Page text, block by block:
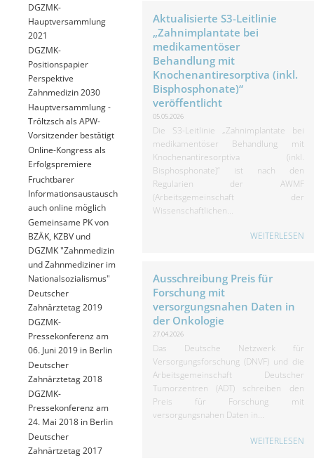
DGZMK-
Hauptversammlung
2021
DGZMK-
Positionspapier
Perspektive
Zahnmedizin 2030
Hauptversammlung -
Tröltzsch als APW-
Vorsitzender bestätigt
Online-Kongress als
Erfolgspremiere
Fruchtbarer
Informationsaustausch
auch online möglich
Gemeinsame PK von
BZÄK, KZBV und
DGZMK "Zahnmedizin
und Zahnmediziner im
Nationalsozialismus"
Deutscher
Zahnärztetag 2019
DGZMK-
Pressekonferenz am
06. Juni 2019 in Berlin
Deutscher
Zahnärztetag 2018
DGZMK-
Pressekonferenz am
24. Mai 2018 in Berlin
Deutscher
Zahnärtzetag 2017
Aktualisierte S3-Leitlinie
„Zahnimplantate bei
medikamentöser
Behandlung mit
Knochenantiresorptiva (inkl.
Bisphosphonate)“
veröffentlicht
05.05.2026
Die S3-Leitlinie „Zahnimplantate bei
medikamentöser Behandlung mit
Knochenantiresorptiva (inkl.
Bisphosphonate)“ ist nach den
Regularien der AWMF
(Arbeitsgemeinschaft der
Wissenschaftlichen...
WEITERLESEN
Ausschreibung Preis für
Forschung mit
versorgungsnahen Daten in
der Onkologie
27.04.2026
Das Deutsche Netzwerk für
Versorgungsforschung (DNVF) und die
Arbeitsgemeinschaft Deutscher
Tumorzentren (ADT) schreiben den
Preis für Forschung mit
versorgungsnahen Daten in...
WEITERLESEN